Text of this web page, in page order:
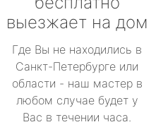
выезжает на дом
Где Вы не находились в
Санкт-Петербурге или
области - наш мастер в
любом случае будет у
Вас в течении часа.